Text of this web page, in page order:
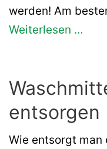
werden! Am
Weiterlesen …
entsorgen
Wie entsorgt man